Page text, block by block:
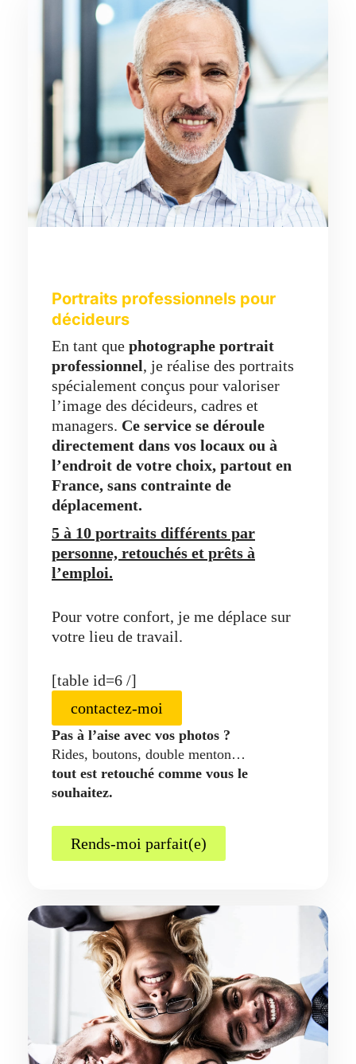
Portraits professionnels pour
décideurs
En tant que photographe portrait
professionnel, je réalise des portraits
spécialement conçus pour valoriser
l’image des décideurs, cadres et
managers. Ce service se déroule
directement dans vos locaux ou à
l’endroit de votre choix, partout en
France, sans contrainte de
déplacement.
5 à 10 portraits différents par
personne, retouchés et prêts à
l’emploi.
Pour votre confort, je me déplace sur
votre lieu de travail.
[table id=6 /]
contactez-moi
Pas à l’aise avec vos photos ?
Rides, boutons, double menton…
tout est retouché comme vous le
souhaitez.
Rends-moi parfait(e)